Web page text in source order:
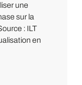
une
sur la
: ILT
en